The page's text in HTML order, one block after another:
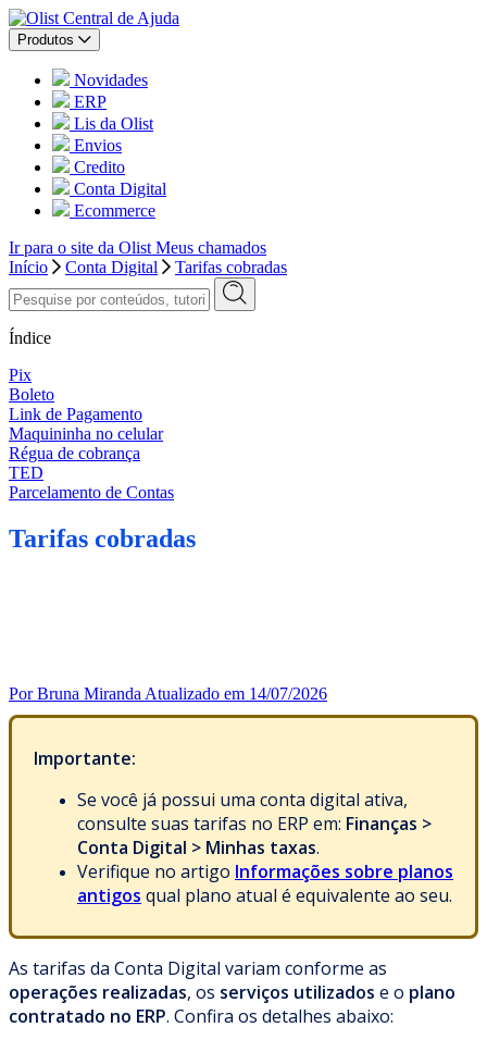
Central de Ajuda
Produtos
Novidades
ERP
Lis da Olist
Envios
Credito
Conta Digital
Ecommerce
Ir para o site da Olist Meus chamados
Início
Conta Digital Tarifas cobradas
Índice
Pix
Boleto
Link de Pagamento
Maquininha no celular
Régua de cobrança
TED
Parcelamento de Contas
Tarifas cobradas
Por Bruna Miranda Atualizado em 14/07/2026
Importante:
Se você já possui uma conta digital ativa,
consulte suas tarifas no ERP em: Finanças >
Conta Digital > Minhas taxas.
Verifique no artigo Informações sobre planos
antigos qual plano atual é equivalente ao seu.
As tarifas da Conta Digital variam conforme as
operações realizadas, os serviços utilizados e o plano
contratado no ERP. Confira os detalhes abaixo: